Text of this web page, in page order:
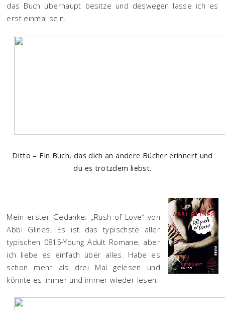
das Buch überhaupt besitze und deswegen lasse ich es
erst einmal sein.
Ditto – Ein Buch, das dich an andere Bücher erinnert und
du es trotzdem liebst.
Mein erster Gedanke: „Rush of Love“ von
Abbi Glines. Es ist das typischste aller
typischen 0815-Young Adult Romane, aber
ich liebe es einfach über alles. Habe es
schon mehr als drei Mal gelesen und
könnte es immer und immer wieder lesen.